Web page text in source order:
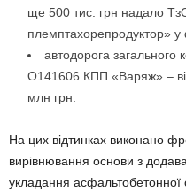
ще 500 тис. грн надало
племптахорепродуктор» у
автодорога загального
О141606 КПП «Варяж» –
млн грн.
На цих відтинках виконано
вирівнювання основи з
укладання асфальтобетонної